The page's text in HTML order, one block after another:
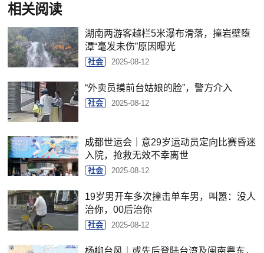
相关阅读
湖南两游客越栏5米瀑布滑落，撞岩壁堕
潭“毫发未伤”原因曝光
社会 2025-08-12
“外卖员摸前台姑娘的脸”，警方介入
社会 2025-08-12
成都世运会｜意29岁运动员定向比赛昏迷
入院，抢救无效不幸离世
社会 2025-08-12
19岁男开车多次撞击单车男，叫嚣：没人
治你，00后治你
社会 2025-08-12